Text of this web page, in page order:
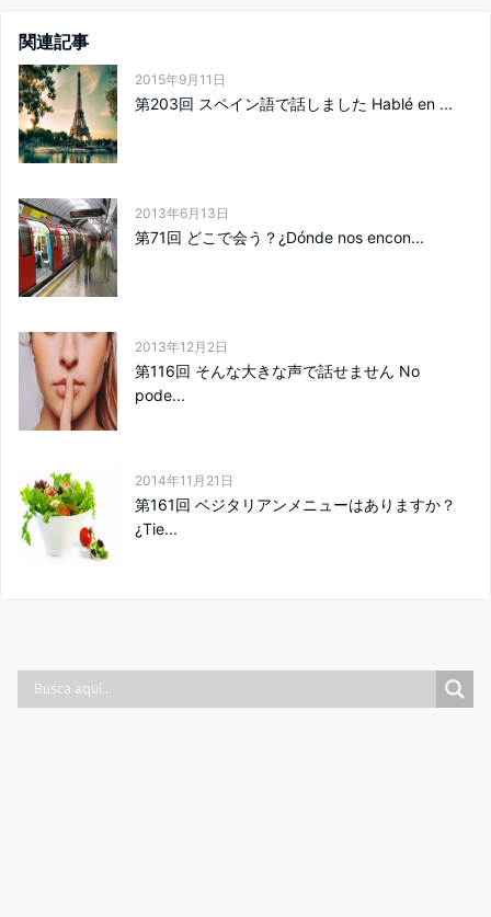
関連記事
2015年9月11日
第203回 スペイン語で話しました Hablé en ...
2013年6月13日
第71回 どこで会う？¿Dónde nos encon...
2013年12月2日
第116回 そんな大きな声で話せません No
pode...
2014年11月21日
第161回 ベジタリアンメニューはありますか？
¿Tie...